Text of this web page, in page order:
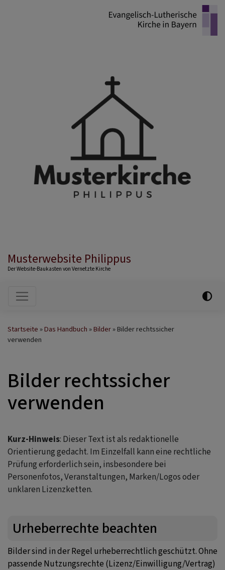
Musterwebsite Philippus
Der Website-Baukasten von Vernetzte Kirche
Hauptnavigation
Startseite Das Handbuch Bilder
Bilder rechtssicher
verwenden
Bilder rechtssicher
verwenden
Kurz-Hinweis: Dieser Text ist als redaktionelle
Orientierung gedacht. Im Einzelfall kann eine rechtliche
Prüfung erforderlich sein, insbesondere bei
Personenfotos, Veranstaltungen, Marken/Logos oder
unklaren Lizenzketten.
Urheberrechte beachten
Bilder sind in der Regel urheberrechtlich geschützt. Ohne
passende Nutzungsrechte (Lizenz/Einwilligung/Vertrag)